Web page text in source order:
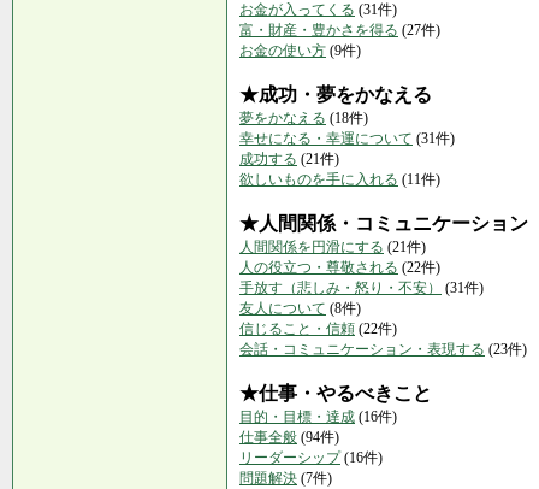
お金が入ってくる (31件)
富・財産・豊かさを得る (27件)
お金の使い方 (9件)
★成功・夢をかなえる
夢をかなえる (18件)
幸せになる・幸運について (31件)
成功する (21件)
欲しいものを手に入れる (11件)
★人間関係・コミュニケーション
人間関係を円滑にする (21件)
人の役立つ・尊敬される (22件)
手放す（悲しみ・怒り・不安）
(31件)
友人について (8件)
信じること・信頼 (22件)
会話・コミュニケーション・表現する (23件)
★仕事・やるべきこと
目的・目標・達成 (16件)
仕事全般 (94件)
リーダーシップ(16件)
問題解決 (7件)